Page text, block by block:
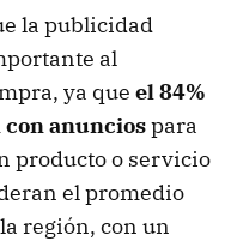
la publicidad
al
ya que el 84%
anunciospara
producto o servicio
el promedio
región, con un